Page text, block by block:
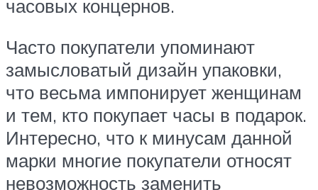
часовых концернов.
Часто покупатели упоминают
замысловатый дизайн упаковки,
что весьма импонирует женщинам
и тем, кто покупает часы в подарок.
Интересно, что к минусам данной
марки многие покупатели относят
невозможность заменить